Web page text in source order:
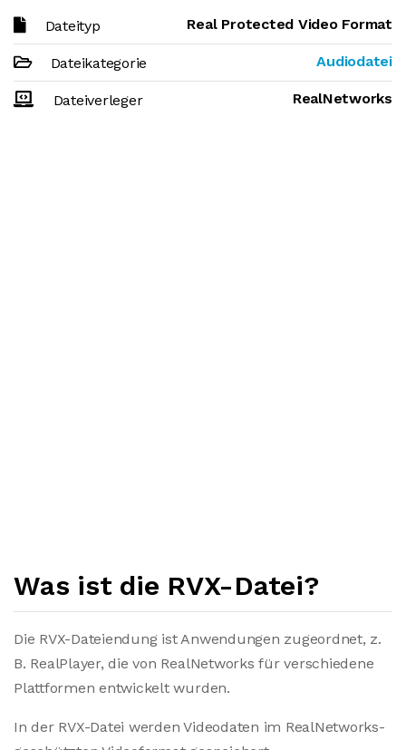
Dateityp Real Protected Video Format
Dateikategorie Audiodatei
Dateiverleger RealNetworks
Was ist die RVX-Datei?
Die RVX-Dateiendung ist Anwendungen zugeordnet, z.
B. RealPlayer, die von RealNetworks für verschiedene
Plattformen entwickelt wurden.
In der RVX-Datei werden Videodaten im RealNetworks-